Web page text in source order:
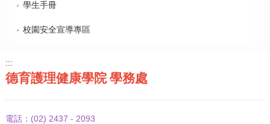
學生手冊
校園安全宣導專區
:::
德育護理健康學院 學務處
電話： (02) 2437 - 2093